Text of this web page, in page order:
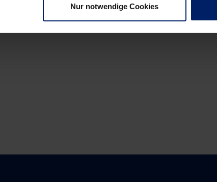
Nur notwendige Cookies